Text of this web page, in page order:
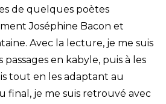
de quelques poètes
Joséphine Bacon et
Avec la lecture, je me suis
en kabyle, puis à les
tout en les adaptant au
final, je me suis retrouvé avec